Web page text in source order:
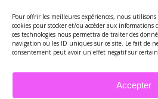
Pour offrir les meilleures expériences, nous utilisons
cookies pour stocker et/ou accéder aux informations
ces technologies nous permettra de traiter des
navigation ou les ID uniques sur ce site. Le fait de
consentement peut avoir un effet négatif sur
Accepter
Archives